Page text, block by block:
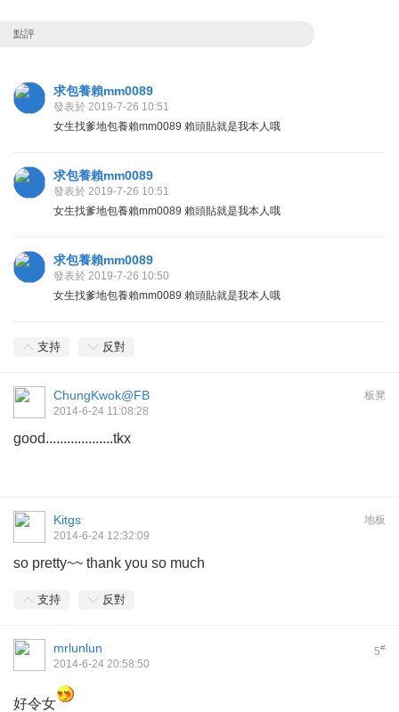
點評
求包養賴mm0089
發表於 2019-7-26 10:51
女生找爹地包養賴mm0089 賴頭貼就是我本人哦
求包養賴mm0089
發表於 2019-7-26 10:51
女生找爹地包養賴mm0089 賴頭貼就是我本人哦
求包養賴mm0089
發表於 2019-7-26 10:50
女生找爹地包養賴mm0089 賴頭貼就是我本人哦
支持 反對
板凳
ChungKwok@FB
2014-6-24 11:08:28
good...................tkx
地板
Kitgs
2014-6-24 12:32:09
so pretty~~ thank you so much
支持 反對
5#
mrlunlun
2014-6-24 20:58:50
好令女